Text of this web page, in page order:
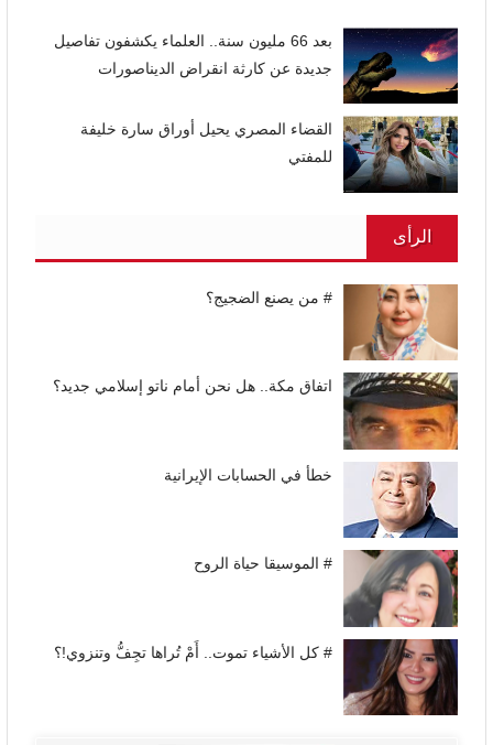
بعد 66 مليون سنة.. العلماء يكشفون تفاصيل
جديدة عن كارثة انقراض الديناصورات
القضاء المصري يحيل أوراق سارة خليفة
للمفتي
الرأى
# من يصنع الضجيج؟
اتفاق مكة.. هل نحن أمام ناتو إسلامي جديد؟
خطأ في الحسابات الإيرانية
# الموسيقا حياة الروح
# كل الأشياء تموت.. أَمْ تُراها تجِفُّ وتنزوي!؟